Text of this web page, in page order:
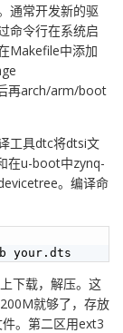
通常开发新的驱
命令行在系统启
Makefile中添加
再arch/arm/boot
工具dtc将dtsi文
在u-boot中zynq-
。编译命
下载，解压。这
就够了，存放
。第二区用ext3